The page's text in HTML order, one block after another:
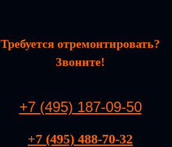
Требуется отремонтировать?
Звоните!
+7 (495) 187-09-50
+7 (495) 488-70-32